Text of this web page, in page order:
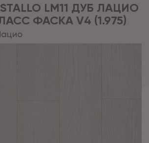
LM11 ДУБ ЛАЦИО
ФАСКА V4 (1.975)